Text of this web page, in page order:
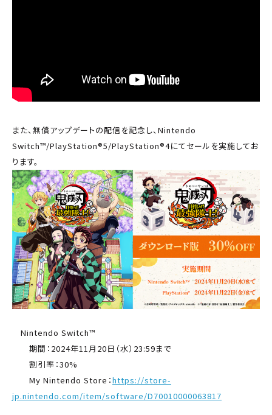
また、無償アップデートの配信を記念し、Nintendo
Switch™/PlayStation®5/PlayStation®4にてセールを実施してお
ります。
Nintendo Switch™
期間：2024年11月20日（水）23:59まで
割引率：30%
My Nintendo Store：https://store-
jp.nintendo.com/item/software/D70010000063817